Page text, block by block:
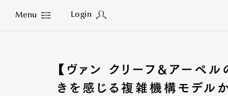
Menu Login
Close
【ヴァン クリーフ&アー
きを感じる複雑機構モデル